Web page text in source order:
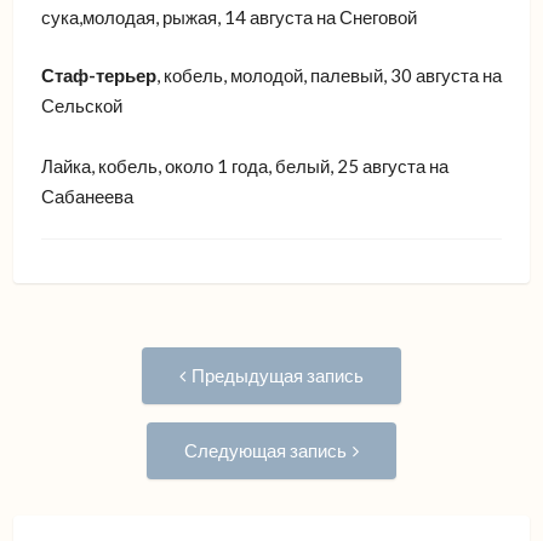
сука,молодая, рыжая, 14 августа на Снеговой
Стаф-терьер, кобель, молодой, палевый, 30 августа на
Сельской
Лайка, кобель, около 1 года, белый, 25 августа на
Сабанеева
Навигация
записям
Предыдущая запись
Следующая запись